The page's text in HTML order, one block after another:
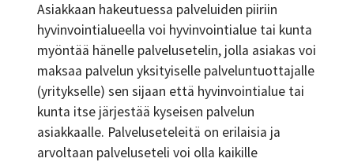
Asiakkaan hakeutuessa palveluiden piiriin
hyvinvointialueella voi hyvinvointialue tai kunta
myöntää hänelle palvelusetelin, jolla asiakas voi
maksaa palvelun yksityiselle palveluntuottajalle
(yritykselle) sen sijaan että hyvinvointialue tai
kunta itse järjestää kyseisen palvelun
asiakkaalle. Palveluseteleitä on erilaisia ja
arvoltaan palveluseteli voi olla kaikille